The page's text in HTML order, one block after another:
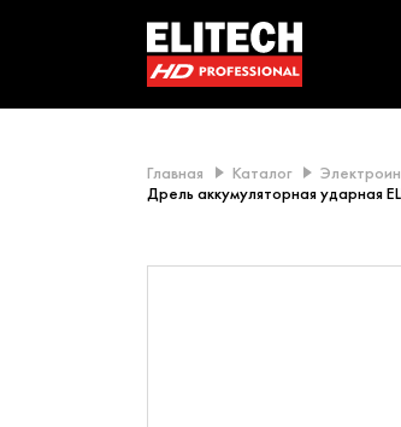
Главная Каталог
Дрель аккумуляторная ударная